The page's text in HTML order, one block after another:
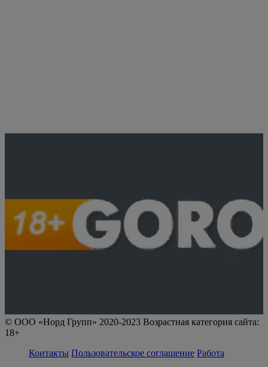
© ООО «Норд Групп» 2020-2023 Возрастная категория сайта:
18+
Контакты Пользовательское соглашение Работа